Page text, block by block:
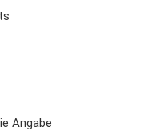
Angabe